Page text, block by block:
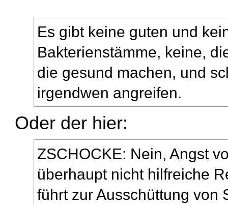
Es gibt keine guten und
Bakterienstämme, keine,
die gesund machen, und
irgendwen angreifen.
Oder der hier:
ZSCHOCKE: Nein, Angst
überhaupt nicht hilfreiche
führt zur Ausschüttung von